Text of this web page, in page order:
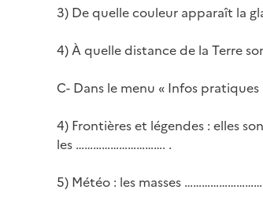
3) De quelle couleur apparaît
4) À quelle distance de la Terre
C- Dans le menu « Infos
4) Frontières et légendes : elles
les …………………………. .
5) Météo : les masses